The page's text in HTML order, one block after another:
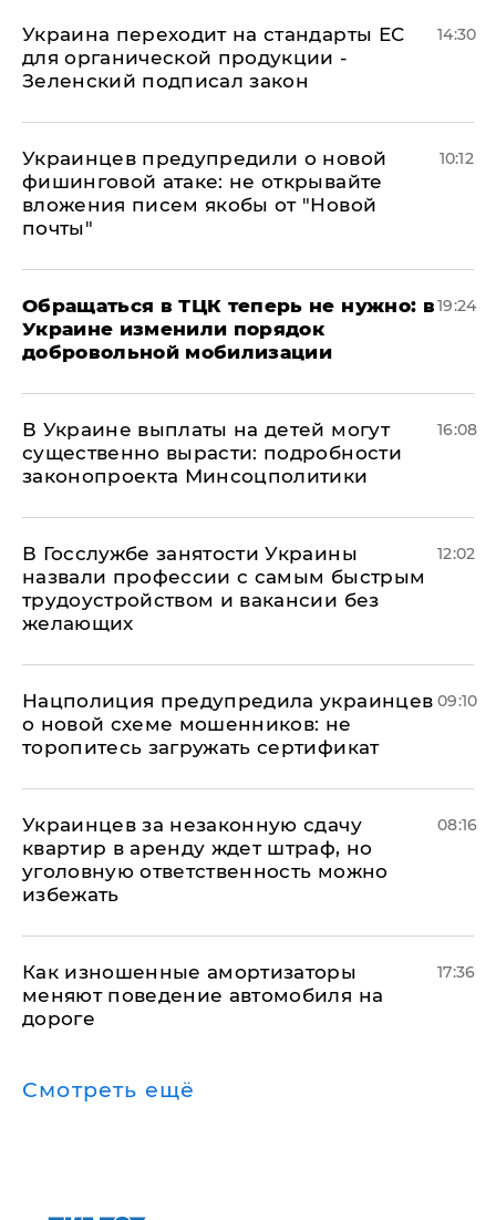
Украина переходит на стандарты ЕС
для органической продукции -
Зеленский подписал закон
14:30
Украинцев предупредили о новой
фишинговой атаке: не открывайте
вложения писем якобы от "Новой
почты"
10:12
Обращаться в ТЦК теперь не нужно: в
Украине изменили порядок
добровольной мобилизации
19:24
В Украине выплаты на детей могут
существенно вырасти: подробности
законопроекта Минсоцполитики
16:08
В Госслужбе занятости Украины
назвали профессии с самым быстрым
трудоустройством и вакансии без
желающих
12:02
Нацполиция предупредила украинцев
о новой схеме мошенников: не
торопитесь загружать сертификат
09:10
Украинцев за незаконную сдачу
квартир в аренду ждет штраф, но
уголовную ответственность можно
избежать
08:16
Как изношенные амортизаторы
меняют поведение автомобиля на
дороге
17:36
Смотреть ещё